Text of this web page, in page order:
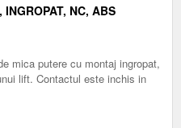
NC, ABS
mica putere cu montaj ingropat,
lift. Contactul este inchis in